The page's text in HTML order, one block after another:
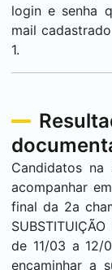
login e senha
mail
1.
Candidatos na
acompanhar
final da 2a
de 11/03 a 12/
encaminhar a